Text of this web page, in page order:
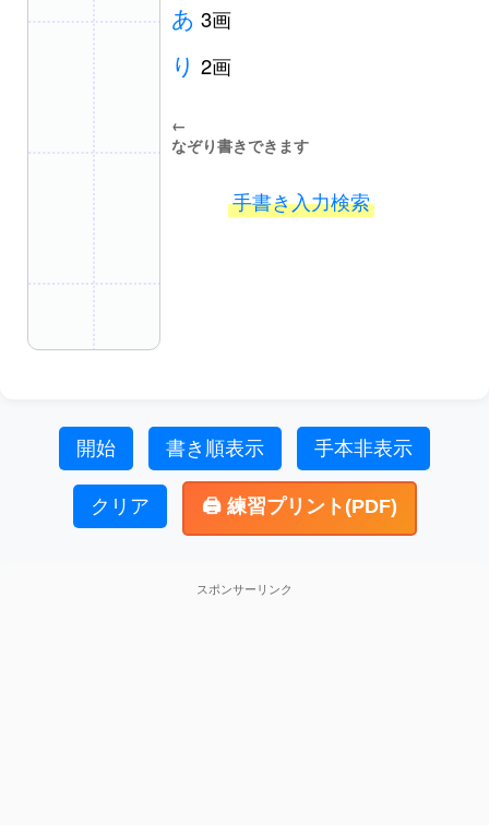
あ 3画
り 2画
←
なぞり書きできます
手書き入力検索
開始 書き順表示 手本非表示
クリア 🖨️ 練習プリント(PDF)
スポンサーリンク